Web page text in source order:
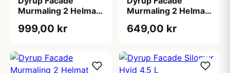
Murmaling 2 Helmat
999,00 kr
Murmaling 2 Helmat
649,00 kr